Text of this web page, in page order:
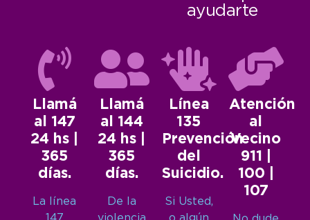
ayudarte
Llamá
al 147
24 hs |
365
días.
La línea
Llamá
al 144
24 hs |
365
días.
De la
Línea
135
Prevención
del
Suicidio.
Si Usted,
Atención
al
Vecino
911 |
100 |
107